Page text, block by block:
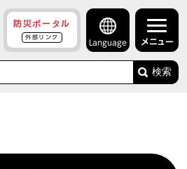
防災ポータル
外部リンク
Language メニュー
検索